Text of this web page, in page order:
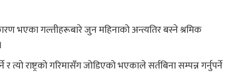
भएका गल्तीहरूबारे जुन महिनाको अन्त्यतिर बस्ने श्रमिक
राष्ट्रको गरिमासँग जोडिएको भएकाले सर्तबिना सम्पन्न गर्नुपर्ने